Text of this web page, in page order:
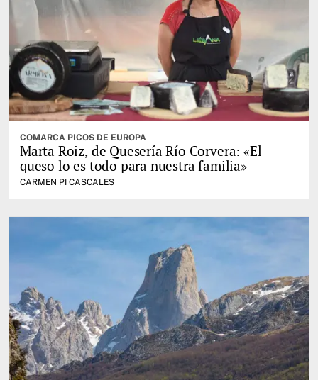
COMARCA PICOS DE EUROPA
Marta Roiz, de Quesería Río Corvera: «El
queso lo es todo para nuestra familia»
CARMEN PI CASCALES